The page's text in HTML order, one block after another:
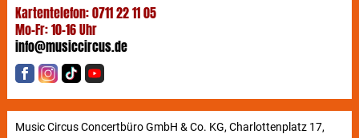
Kartentelefon: 0711 22 11 05
Mo-Fr: 10-16 Uhr
info@musiccircus.de
Music Circus Concertbüro GmbH & Co. KG, Charlottenplatz 17,